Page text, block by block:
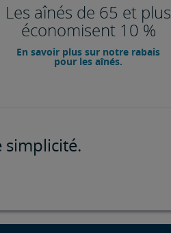
Les aînés de 65 et plus
économisent 10 %
En savoir plus sur notre rabais
pour les aînés.
simplicité.